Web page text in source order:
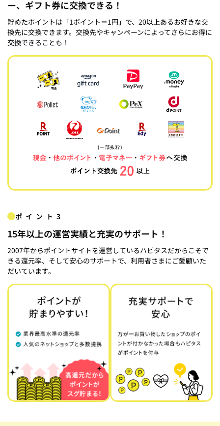
ー、ギフト券に交換できる！
貯めたポイントは「1ポイント＝1円」で、20以上あるお好きな交
換先に交換できます。交換先やキャンペーンによってさらにお得に
交換できることも！
ポイント3
15年以上の運営実績と充実のサポート！
2007年からポイントサイトを運営しているハピタスだからこそで
きる還元率、そして安心のサポートで、利用者さまにご愛顧いた
だいています。